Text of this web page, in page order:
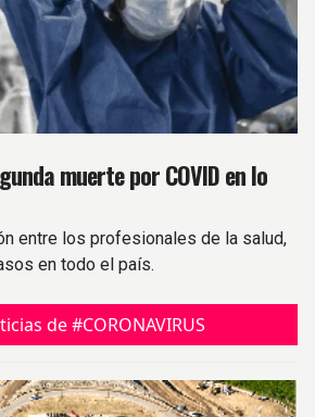
muerte por COVID en lo
entre los profesionales de la salud,
en todo el país.
de #CORONAVIRUS